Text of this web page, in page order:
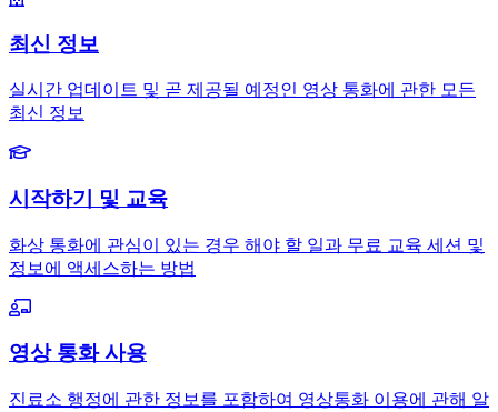
최신 정보
실시간 업데이트 및 곧 제공될 예정인 영상 통화에 관한 모든
최신 정보
시작하기 및 교육
화상 통화에 관심이 있는 경우 해야 할 일과 무료 교육 세션 및
정보에 액세스하는 방법
영상 통화 사용
진료소 행정에 관한 정보를 포함하여 영상통화 이용에 관해 알